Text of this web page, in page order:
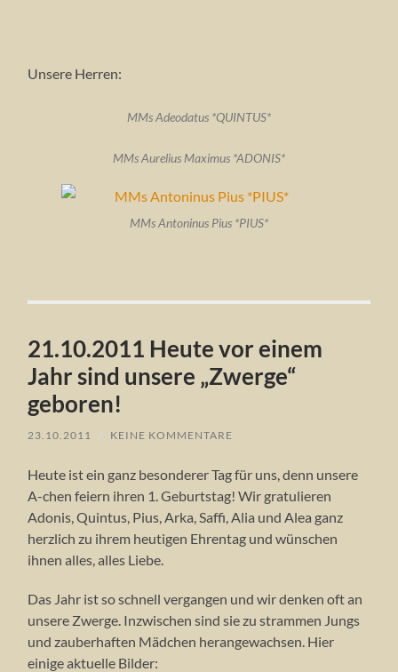
Unsere Herren:
MMs Adeodatus *QUINTUS*
MMs Aurelius Maximus *ADONIS*
MMs Antoninus Pius *PIUS*
21.10.2011 Heute vor einem
Jahr sind unsere „Zwerge“
geboren!
23.10.2011 / KEINE KOMMENTARE
Heute ist ein ganz besonderer Tag für uns, denn unsere
A-chen feiern ihren 1. Geburtstag! Wir gratulieren
Adonis, Quintus, Pius, Arka, Saffi, Alia und Alea ganz
herzlich zu ihrem heutigen Ehrentag und wünschen
ihnen alles, alles Liebe.
Das Jahr ist so schnell vergangen und wir denken oft an
unsere Zwerge. Inzwischen sind sie zu strammen Jungs
und zauberhaften Mädchen herangewachsen. Hier
einige aktuelle Bilder: